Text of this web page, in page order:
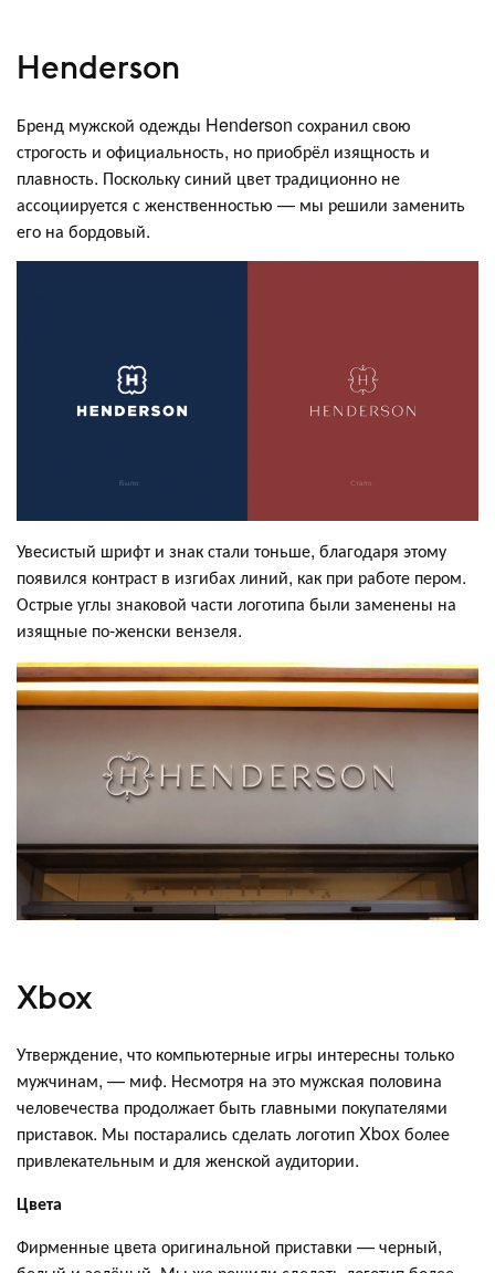
Henderson
Бренд мужской одежды Henderson сохранил свою
строгость и официальность, но приобрёл изящность и
плавность. Поскольку синий цвет традиционно не
ассоциируется с женственностью — мы решили заменить
его на бордовый.
Увесистый шрифт и знак стали тоньше, благодаря этому
появился контраст в изгибах линий, как при работе пером.
Острые углы знаковой части логотипа были заменены на
изящные по-женски вензеля.
Xbox
Утверждение, что компьютерные игры интересны только
мужчинам, — миф. Несмотря на это мужская половина
человечества продолжает быть главными покупателями
приставок. Мы постарались сделать логотип Xbox более
привлекательным и для женской аудитории.
Цвета
Фирменные цвета оригинальной приставки — черный,